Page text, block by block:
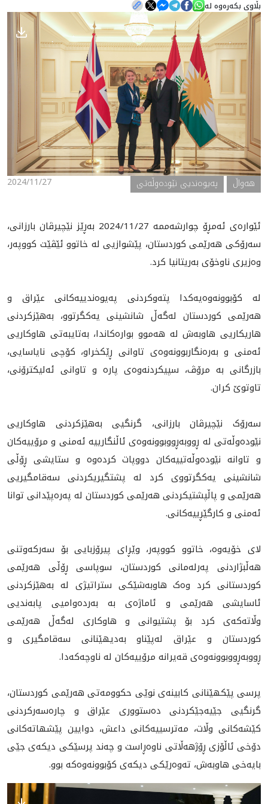
هه‌واڵ
گەلەری
بڵاوی بکەرەوە لە
2024/11/27 هه‌واڵ په‌یوه‌ندیی نێوده‌وڵه‌تی
ئێواره‌ى ئه‌مڕۆ چوارشه‌ممه‌ 2024/11/27 به‌ڕێز نێچيرڤان بارزانى،
سەرۆکی هەرێمی کوردستان، پێشوازیی لە خاتوو ئێڤێت کووپەر،
وەزیری ناوخۆی بەریتانیا کرد.
له‌ كۆبوونه‌وه‌يه‌كدا پته‌وكردنى پەیوەندیيەکانی عێراق و
هه‌رێمى کوردستان له‌گه‌ڵ شانشینی یەکگرتوو، بەهێزکردنی
هاريكاريى هاو‌به‌ش له‌ هه‌موو بواره‌كاندا، به‌تايبه‌تى هاوکاریی
ئەمنی و بەرەنگاربوونەوەی تاوانی ڕێکخراو، کۆچی نایاسایی،
بازرگانی بە مرۆڤ، سپیکردنەوەی پارە و تاوانی ئەلیکترۆنی،
تاوتوێ كران.
سەرۆک نێچيرڤان بارزانى، گرنگيی بەهێزکردنی هاوکاریی
نێودەوڵەتی لە ڕووبەڕووبوونەوەی ئاڵنگارییە ئەمنی و مرۆییەکان
و تاوانه‌ نێوده‌وڵه‌تييه‌كان دووپات کردەوە و ستایشی ڕۆڵی
شانشینی یەکگرتووی کرد لە پشتگیریکردنی سەقامگیريی
هەرێمی و پاڵپشتیکردنی هەرێمی کوردستان لە پەرەپێدانی توانا
ئەمنی و کارگێڕييه‌كانى.
لاى خۆیەوە، خاتوو کووپەر، وێڕای پیرۆزبایی بۆ سه‌رکه‌وتنی
هه‌ڵبژاردنی په‌رله‌مانی کوردستان، سوپاسی ڕۆڵی هەرێمی
کوردستانی کرد وەک هاوبەشێکی ستراتیژی لە بەهێزکردنی
ئاسایشی هەرێمی و ئاماژەی بە به‌رده‌واميى پابەنديى
وڵاتەکەی کرد بۆ پشتيوانى و هاوكاری لەگەڵ هەرێمى
كوردستان و عێراق له‌پێناو بەدیهێنانی سەقامگیری و
ڕووبەڕووبوونەوەی قەیرانە مرۆییەکان لە ناوچەکەدا.
پرسى پێكهێنانى كابينه‌ى نوێى حكوومه‌تى هه‌رێمى كوردستان،
گرنگیی جێیه‌جێکردنی ده‌ستووری عێراق و چاره‌سه‌رکردنی
کێشه‌کانی وڵات، مه‌ترسییه‌کانی داعش، دوایین پێشهاته‌کانی
دۆخى‌ ئاڵۆزى ڕۆژهه‌ڵاتى ناوه‌ڕاست و چه‌ند پرسێكى ديكه‌ى جێى
بايه‌خى هاوبه‌ش، ته‌وه‌رێكى ديكه‌ى كۆبوونه‌وه‌كه‌ بوو.